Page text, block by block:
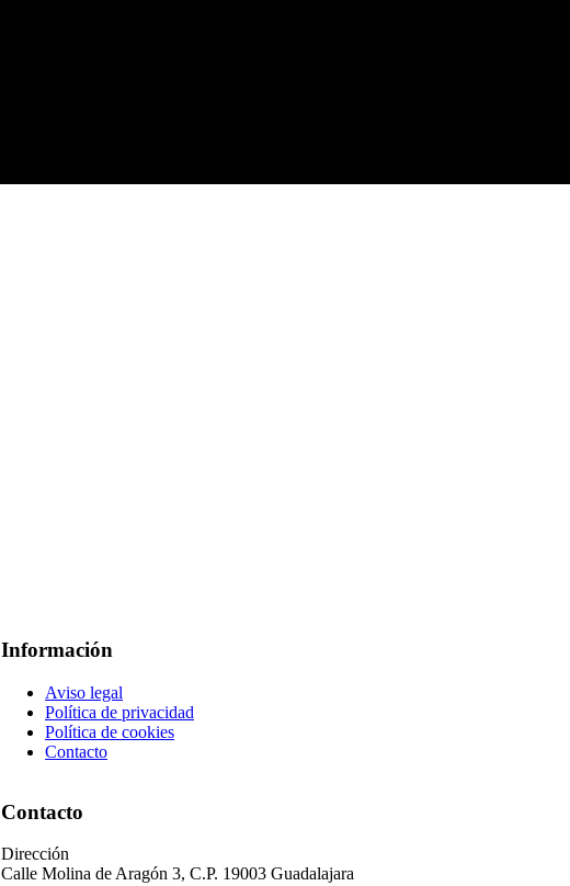
Información
Aviso legal
Política de privacidad
Política de cookies
Contacto
Contacto
Dirección
Calle Molina de Aragón 3, C.P. 19003 Guadalajara